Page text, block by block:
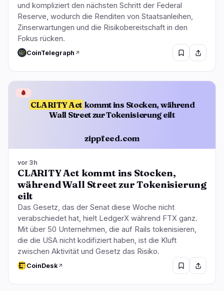
und kompliziert den nächsten Schritt der Federal
Reserve, wodurch die Renditen von Staatsanleihen,
Zinserwartungen und die Risikobereitschaft in den
Fokus rücken.
CoinTelegraph
CLARITY Act kommt ins Stocken, während
Wall Street zur Tokenisierung eilt
zippfeed.com
🩸
vor 3h
CLARITY Act kommt ins Stocken,
während Wall Street zur Tokenisierung
eilt
Das Gesetz, das der Senat diese Woche nicht
verabschiedet hat, hielt LedgerX während FTX ganz.
Mit über 50 Unternehmen, die auf Rails tokenisieren,
die die USA nicht kodifiziert haben, ist die Kluft
zwischen Aktivität und Gesetz das Risiko.
CoinDesk